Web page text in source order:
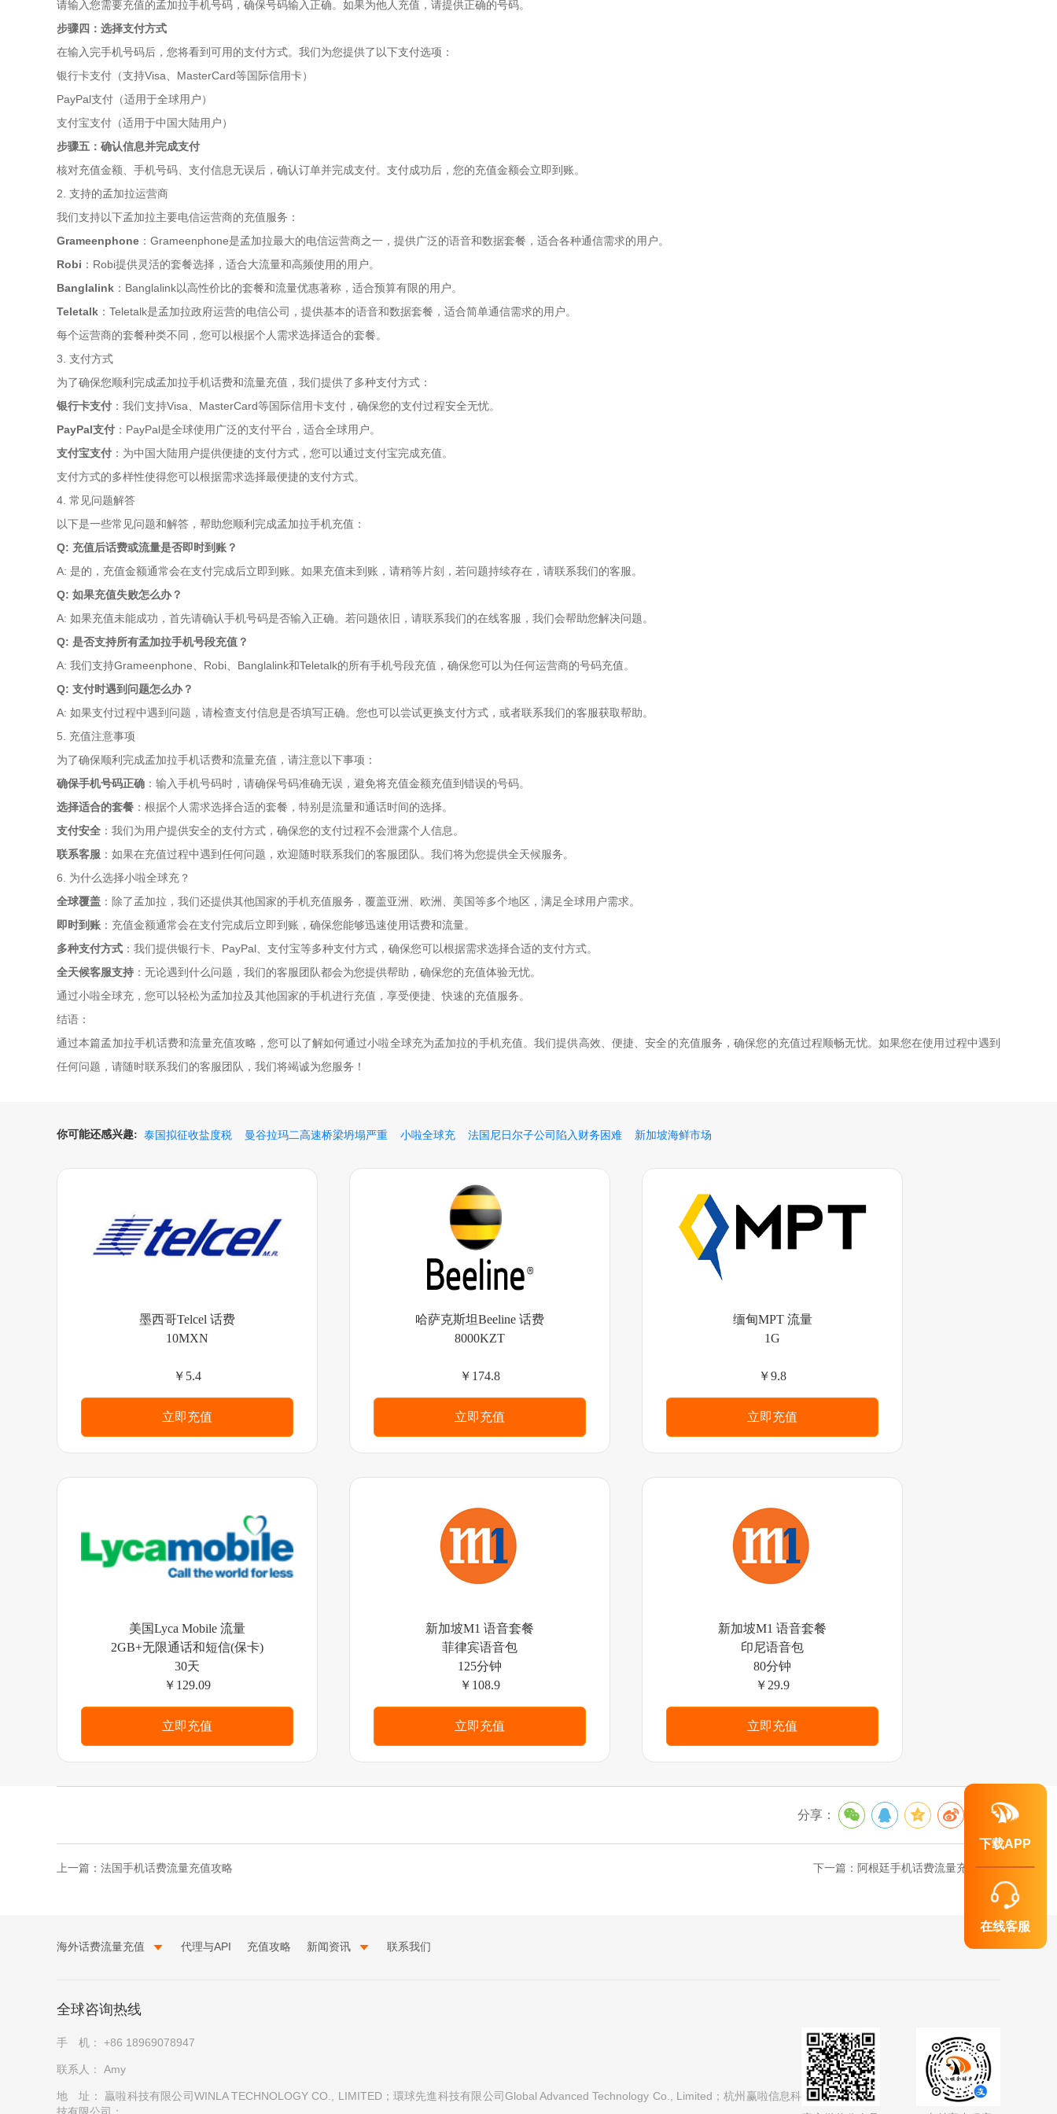
请输入您需要充值的孟加拉手机号码，确保号码输入正确。如果为他人充值，请提供正确的号码。
步骤四：选择支付方式
在输入完手机号码后，您将看到可用的支付方式。我们为您提供了以下支付选项：
银行卡支付（支持Visa、MasterCard等国际信用卡）
PayPal支付（适用于全球用户）
支付宝支付（适用于中国大陆用户）
步骤五：确认信息并完成支付
核对充值金额、手机号码、支付信息无误后，确认订单并完成支付。支付成功后，您的充值金额会立即到账。
2. 支持的孟加拉运营商
我们支持以下孟加拉主要电信运营商的充值服务：
Grameenphone ：Grameenphone是孟加拉最大的电信运营商之一，提供广泛的语音和数据套餐，适合各种通信需求的用户。
Robi ：Robi提供灵活的套餐选择，适合大流量和高频使用的用户。
Banglalink ：Banglalink以高性价比的套餐和流量优惠著称，适合预算有限的用户。
Teletalk ：Teletalk是孟加拉政府运营的电信公司，提供基本的语音和数据套餐，适合简单通信需求的用户。
每个运营商的套餐种类不同，您可以根据个人需求选择适合的套餐。
3. 支付方式
为了确保您顺利完成孟加拉手机话费和流量充值，我们提供了多种支付方式：
银行卡支付 ：我们支持Visa、MasterCard等国际信用卡支付，确保您的支付过程安全无忧。
PayPal支付 ：PayPal是全球使用广泛的支付平台，适合全球用户。
支付宝支付 ：为中国大陆用户提供便捷的支付方式，您可以通过支付宝完成充值。
支付方式的多样性使得您可以根据需求选择最便捷的支付方式。
4. 常见问题解答
以下是一些常见问题和解答，帮助您顺利完成孟加拉手机充值：
Q: 充值后话费或流量是否即时到账？
A: 是的，充值金额通常会在支付完成后立即到账。如果充值未到账，请稍等片刻，若问题持续存在，请联系我们的客服。
Q: 如果充值失败怎么办？
A: 如果充值未能成功，首先请确认手机号码是否输入正确。若问题依旧，请联系我们的在线客服，我们会帮助您解决问题。
Q: 是否支持所有孟加拉手机号段充值？
A: 我们支持Grameenphone、Robi、Banglalink和Teletalk的所有手机号段充值，确保您可以为任何运营商的号码充值。
Q: 支付时遇到问题怎么办？
A: 如果支付过程中遇到问题，请检查支付信息是否填写正确。您也可以尝试更换支付方式，或者联系我们的客服获取帮助。
5. 充值注意事项
为了确保顺利完成孟加拉手机话费和流量充值，请注意以下事项：
确保手机号码正确 ：输入手机号码时，请确保号码准确无误，避免将充值金额充值到错误的号码。
选择适合的套餐 ：根据个人需求选择合适的套餐，特别是流量和通话时间的选择。
支付安全 ：我们为用户提供安全的支付方式，确保您的支付过程不会泄露个人信息。
联系客服 ：如果在充值过程中遇到任何问题，欢迎随时联系我们的客服团队。我们将为您提供全天候服务。
6. 为什么选择小啦全球充？
全球覆盖 ：除了孟加拉，我们还提供其他国家的手机充值服务，覆盖亚洲、欧洲、美国等多个地区，满足全球用户需求。
即时到账 ：充值金额通常会在支付完成后立即到账，确保您能够迅速使用话费和流量。
多种支付方式 ：我们提供银行卡、PayPal、支付宝等多种支付方式，确保您可以根据需求选择合适的支付方式。
全天候客服支持 ：无论遇到什么问题，我们的客服团队都会为您提供帮助，确保您的充值体验无忧。
通过小啦全球充，您可以轻松为孟加拉及其他国家的手机进行充值，享受便捷、快速的充值服务。
结语：
通过本篇孟加拉手机话费和流量充值攻略，您可以了解如何通过小啦全球充为孟加拉的手机充值。我们提供高效、便捷、安全的充值服务，确保您的充值过程顺畅无忧。如果您在使用过程中遇到
任何问题，请随时联系我们的客服团队，我们将竭诚为您服务！
你可能还感兴趣: 泰国拟征收盐度税 曼谷拉玛二高速桥梁坍塌严重 小啦全球充 法国尼日尔子公司陷入财务困难 新加坡海鲜市场
墨西哥Telcel 话费
10MXN
￥5.4
立即充值
哈萨克斯坦Beeline 话费
8000KZT
￥174.8
立即充值
缅甸MPT 流量
1G
￥9.8
立即充值
美国Lyca Mobile 流量
2GB+无限通话和短信(保卡)
30天
￥129.09
立即充值
新加坡M1 语音套餐
菲律宾语音包
125分钟
￥108.9
立即充值
新加坡M1 语音套餐
印尼语音包
80分钟
￥29.9
立即充值
分享：
上一篇： 法国手机话费流量充值攻略 下一篇： 阿根廷手机话费流量充值攻略
海外话费流量充值 代理与API 充值攻略 新闻资讯 联系我们
全球咨询热线
手 机： +86 18969078947
联系人： Amy
地 址：
贏啦科技有限公司WINLA TECHNOLOGY CO., LIMITED；環球先進科技有限公司Global Advanced Technology Co., Limited；杭州赢啦信息科
下载APP
在线客服